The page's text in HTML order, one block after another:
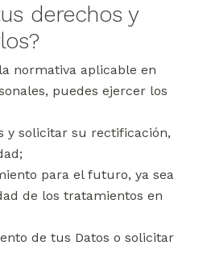
derechos y
normativa aplicable en
puedes ejercer los
y solicitar su rectificación,
para el futuro, ya sea
de los tratamientos en
de tus Datos o solicitar